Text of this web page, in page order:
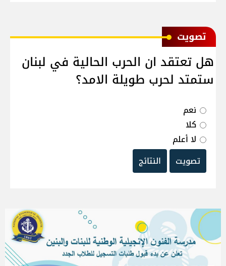
ﺗﺼﻮﻳﺖ
هل تعتقد ان الحرب الحالية في لبنان
ستمتد لحرب طويلة الامد؟
نعم
كلا
لا أعلم
تصويت
النتائج